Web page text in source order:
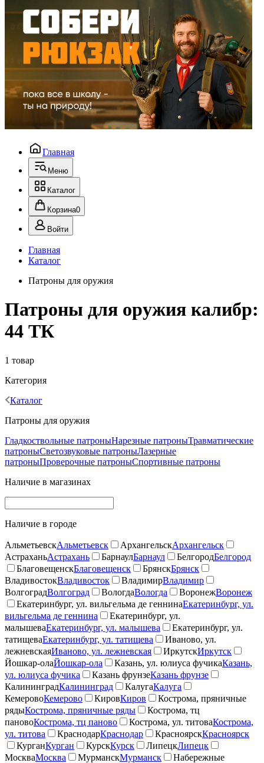
Главная
Меню
Каталог
Корзина0
Войти
Главная
Каталог
Патроны для оружия
Патроны для оружия калибр:
44 ТК
1 товар
Категория
Каталог
Патроны для оружия
Гладкоствольные патроныНарезные патроныТравматические
патроныСветозвуковые патроныЛазерные
патроныПроверочные патроныСпортивные патроны
Наличие в магазинах
Наличие в городе
АльметьевскАльметьевск АрхангельскАрхангельск
АстраханьАстрахань БарнаулБарнаул БелгородБелгород
БлаговещенскБлаговещенск БрянскБрянск
ВладивостокВладивосток ВладимирВладимир
ВолгоградВолгоград ВологдаВологда ВоронежВоронеж
Екатеринбург, ул. вильгельма де геннинаЕкатеринбург, ул.
вильгельма де геннина
Екатеринбург, ул.
малышеваЕкатеринбург, ул. малышева
Екатеринбург, ул.
татищеваЕкатеринбург, ул. татищева
Иваново, ул.
лежневскаяИваново, ул. лежневская ИркутскИркутск
Йошкар-олаЙошкар-ола Казань, ул. юлиуса фучикаКазань,
ул. юлиуса фучика
Казань фрунзеКазань фрунзе
КалининградКалининград КалугаКалуга
КемеровоКемерово КировКиров
Кострома, пряничные
рядыКострома, пряничные ряды
Кострома, тц
пановоКострома, тц паново Кострома, ул. титоваКострома,
ул. титова
КраснодарКраснодар КрасноярскКрасноярск
КурганКурган КурскКурск ЛипецкЛипецк
МоскваМосква МурманскМурманск
Набережные